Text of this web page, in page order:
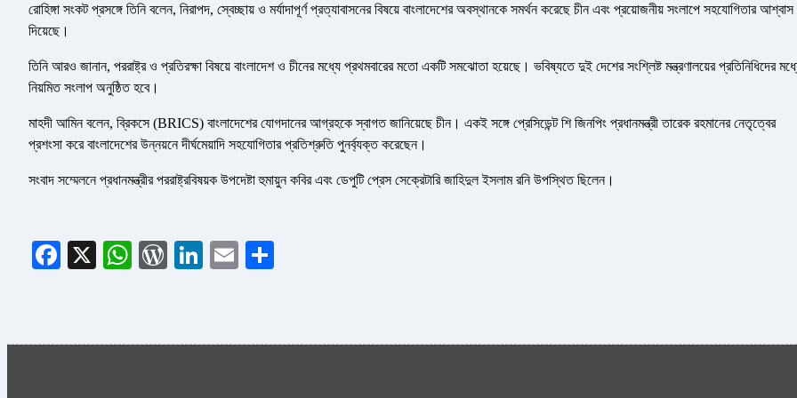
রোহিঙ্গা সংকট প্রসঙ্গে তিনি বলেন, নিরাপদ, স্বেচ্ছায় ও মর্যাদাপূর্ণ প্রত্যাবাসনের বিষয়ে বাংলাদেশের অবস্থানকে সমর্থন করেছে চীন এবং প্রয়োজনীয় সংলাপে সহযোগিতার আশ্বাস
দিয়েছে।
তিনি আরও জানান, পররাষ্ট্র ও প্রতিরক্ষা বিষয়ে বাংলাদেশ ও চীনের মধ্যে প্রথমবারের মতো একটি সমঝোতা হয়েছে। ভবিষ্যতে দুই দেশের সংশ্লিষ্ট মন্ত্রণালয়ের প্রতিনিধিদের
নিয়মিত সংলাপ অনুষ্ঠিত হবে।
মাহদী আমিন বলেন, ব্রিকসে (BRICS) বাংলাদেশের যোগদানের আগ্রহকে স্বাগত জানিয়েছে চীন। একই সঙ্গে প্রেসিডেন্ট শি জিনপিং প্রধানমন্ত্রী তারেক রহমানের নেতৃত্বের
প্রশংসা করে বাংলাদেশের উন্নয়নে দীর্ঘমেয়াদি সহযোগিতার প্রতিশ্রুতি পুনর্ব্যক্ত করেছেন।
সংবাদ সম্মেলনে প্রধানমন্ত্রীর পররাষ্ট্রবিষয়ক উপদেষ্টা হুমায়ুন কবির এবং ডেপুটি প্রেস সেক্রেটারি জাহিদুল ইসলাম রনি উপস্থিত ছিলেন।
Facebook
X WhatsApp
WordPress
LinkedIn
Email